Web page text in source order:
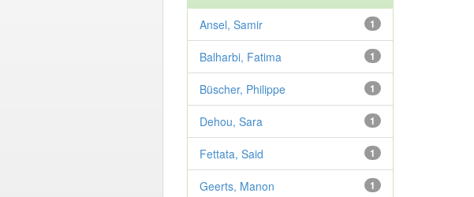
1
Ansel, Samir
1
Balharbi, Fatima
1
Büscher, Philippe
1
Dehou, Sara
1
Fettata, Said
1
Geerts, Manon